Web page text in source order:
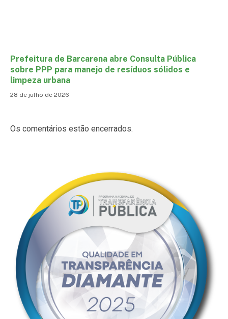
Prefeitura de Barcarena abre Consulta Pública
sobre PPP para manejo de resíduos sólidos e
limpeza urbana
28 de julho de 2026
Os comentários estão encerrados.